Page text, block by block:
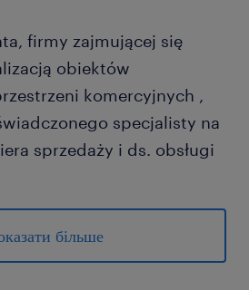
firmy zajmującej się
obiektów
komercyjnych ,
specjalisty na
sprzedaży i ds. obsługi
się w dokumentacji
rozmowy z klientem
Ciebie codzienność –
більше